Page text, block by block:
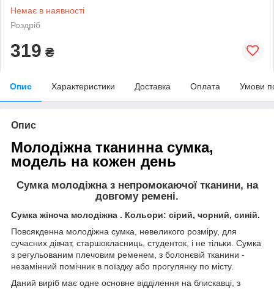
Немає в наявності
Роздріб
319 ₴
Опис Характеристики Доставка Оплата Умови
Опис
Молодіжна тканинна сумка,
модель на кожен день
Сумка молодіжна з непромокаючої тканини, на
довгому ремені.
Сумка жіноча молодіжна . Кольори: сірий, чорний, синій.
Повсякденна молодіжна сумка, невеликого розміру, для
сучасних дівчат, старшокласниць, студенток, і не тільки. Сумка
з регульованим плечовим ременем, з болонєвій тканини -
незамінний помічник в поїздку або прогулянку по місту.
Даний виріб має одне основне відділення на блискавці, з